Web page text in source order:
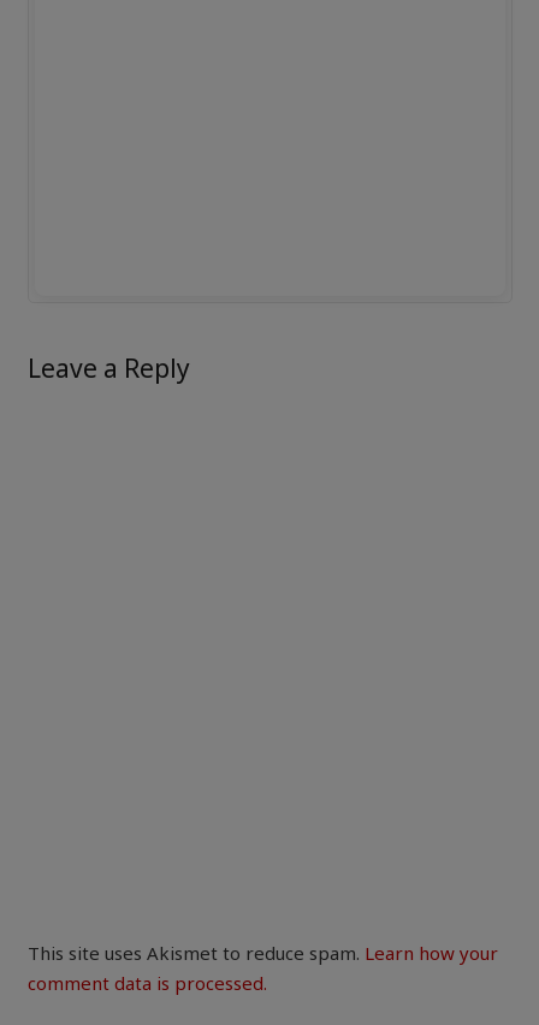
Leave a Reply
This site uses Akismet to reduce spam. Learn how your
comment data is processed.